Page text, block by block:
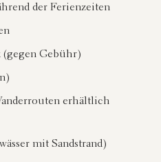
der Ferienzeiten
(gegen Gebühr)
erhältlich
mit Sandstrand)